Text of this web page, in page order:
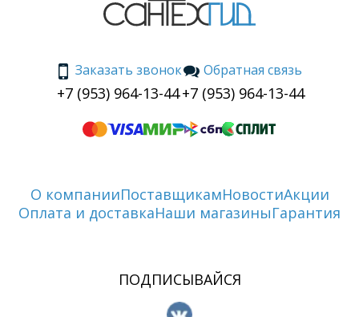
Заказать звонок
+7 (953) 964-13-44
Обратная связь
+7 (953) 964-13-44
О компанииПоставщикамНовостиАкции
Оплата и доставкаНаши магазиныГарантия
ПОДПИСЫВАЙСЯ